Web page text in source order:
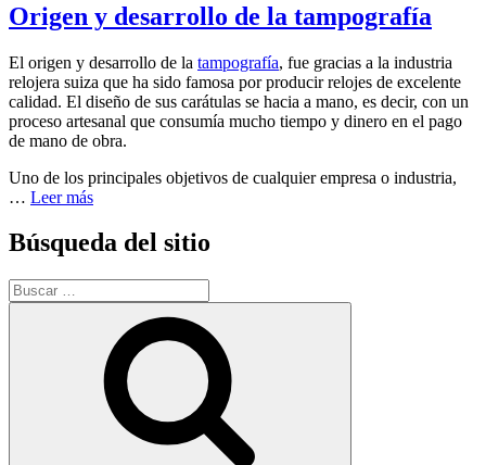
Origen y desarrollo de la tampografía
El origen y desarrollo de la tampografía, fue gracias a la industria
relojera suiza que ha sido famosa por producir relojes de excelente
calidad. El diseño de sus carátulas se hacia a mano, es decir, con un
proceso artesanal que consumía mucho tiempo y dinero en el pago
de mano de obra.
Uno de los principales objetivos de cualquier empresa o industria,
… Leer más
Búsqueda del sitio
Buscar
por: